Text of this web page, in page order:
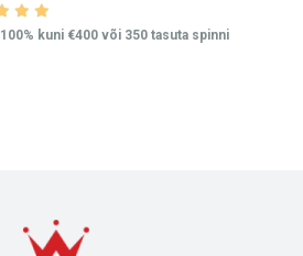
100% kuni €400 või 350 tasuta spinni